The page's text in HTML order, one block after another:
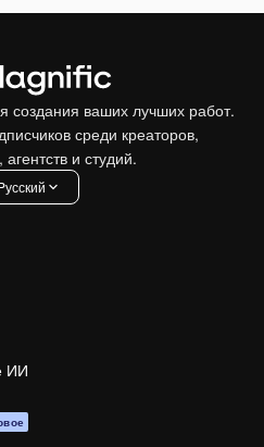
создания ваших лучших работ.
среди креаторов,
и студий.
ИИ